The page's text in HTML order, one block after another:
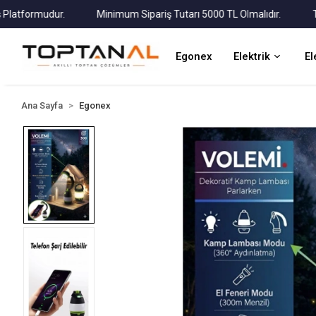
Minimum Sipariş Tutarı 5000 TL Olmalıdır.
Egonex Elektrik
Ana Sayfa Egonex